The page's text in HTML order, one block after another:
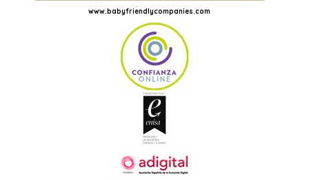
www.babyfriendlycompanies.com